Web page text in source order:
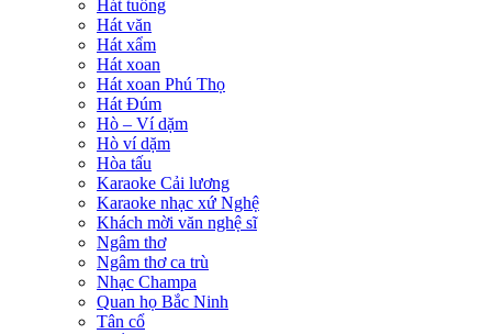
Hát tuồng
Hát văn
Hát xẩm
Hát xoan
Hát xoan Phú Thọ
Hát Đúm
Hò – Ví dặm
Hò ví dặm
Hòa tấu
Karaoke Cải lương
Karaoke nhạc xứ Nghệ
Khách mời văn nghệ sĩ
Ngâm thơ
Ngâm thơ ca trù
Nhạc Champa
Quan họ Bắc Ninh
Tân cổ